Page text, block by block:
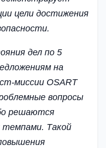
цели достижения
дел по 5
на
миссии OSART
вопросы
решаются
темпами. Такой